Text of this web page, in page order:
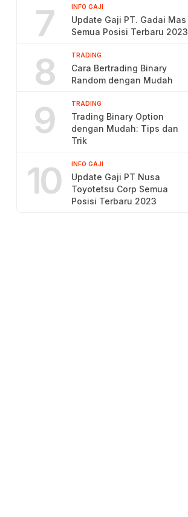
7 INFO GAJI
Update Gaji PT. Gadai Mas
Semua Posisi Terbaru 2023
8 TRADING
Cara Bertrading Binary
Random dengan Mudah
9 TRADING
Trading Binary Option
dengan Mudah: Tips dan
Trik
10 INFO GAJI
Update Gaji PT Nusa
Toyotetsu Corp Semua
Posisi Terbaru 2023